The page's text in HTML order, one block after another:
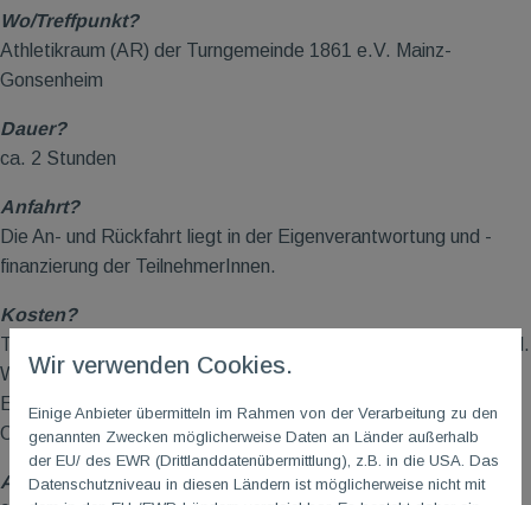
Wo/Treffpunkt?
Athletikraum (AR) der Turngemeinde 1861 e.V. Mainz-
Gonsenheim
Dauer?
ca. 2 Stunden
Anfahrt?
Die An- und Rückfahrt liegt in der Eigenverantwortung und -
finanzierung der TeilnehmerInnen.
Kosten?
TG
Go Mitglieder 14,00 EUR / Nichtmitglieder 18,00 EUR inkl.
Weinprobe
Einzug Teilnehmerentgelt per Erteilung Sepa-Mandat bei
Online-Anmeldung.
Anmeldeschluss?
Wir verwenden Cookies.
Einige Anbieter übermitteln im Rahmen von der Verarbeitung zu den
genannten Zwecken möglicherweise Daten an Länder außerhalb
der EU/ des EWR (Drittlanddatenübermittlung), z.B. in die USA. Das
Datenschutzniveau in diesen Ländern ist möglicherweise nicht mit